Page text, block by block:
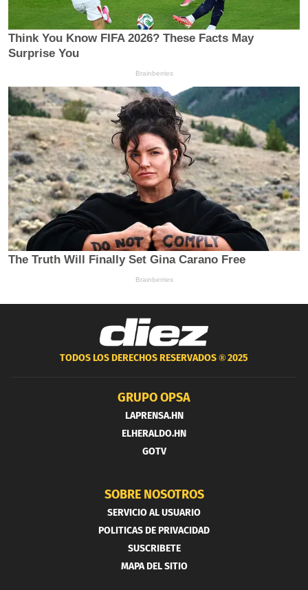
TODOS LOS DERECHOS RESERVADOS ®2025
GRUPO OPSA
LAPRENSA.HN
ELHERALDO.HN
GOTV
SOBRE NOSOTROS
SERVICIO AL USUARIO
POLITICAS DE PRIVACIDAD
SUSCRIBETE
MAPA DEL SITIO